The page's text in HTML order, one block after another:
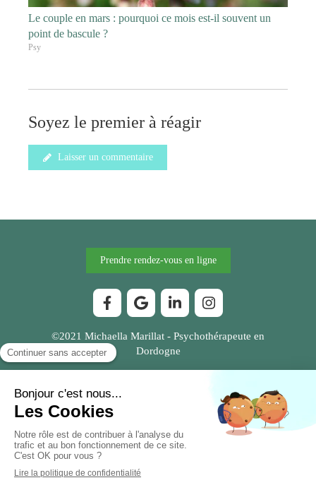
Le couple en mars : pourquoi ce mois est-il souvent un
point de bascule ?
Psy
Soyez le premier à réagir
Laisser un commentaire
Prendre rendez-vous en ligne
©2021 Michaella Marillat - Psychothérapeute en
Dordogne
Création et référencement du site par Simplébo
Ce site a été proposé parJPCHAUDOT